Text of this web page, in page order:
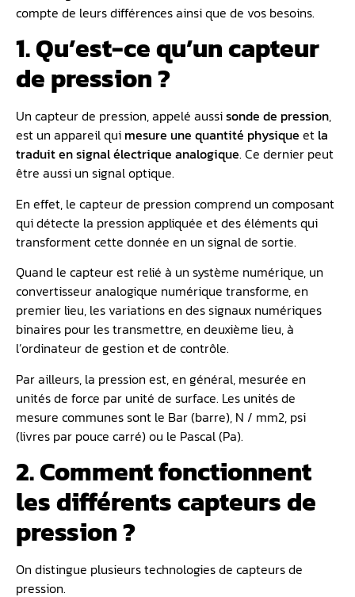
compte de leurs différences ainsi que de vos besoins.
1. Qu’est-ce qu’un capteur
de pression ?
Un capteur de pression, appelé aussisonde de pression,
est un appareil qui mesure une quantité physique et la
traduit en signal électrique analogique. Ce dernier peut
être aussi un signal optique.
En effet, le capteur de pression comprend un composant
qui détecte la pression appliquée et des éléments qui
transforment cette donnée en un signal de sortie.
Quand le capteur est relié à un système numérique, un
convertisseur analogique numérique transforme, en
premier lieu, les variations en des signaux numériques
binaires pour les transmettre, en deuxième lieu, à
l’ordinateur de gestion et de contrôle.
Par ailleurs, la pression est, en général, mesurée en
unités de force par unité de surface. Les unités de
mesure communes sont le Bar (barre), N / mm2, psi
(livres par pouce carré) ou le Pascal (Pa).
2. Comment fonctionnent
les différents capteurs de
pression ?
On distingue plusieurs technologies de capteurs de
pression.